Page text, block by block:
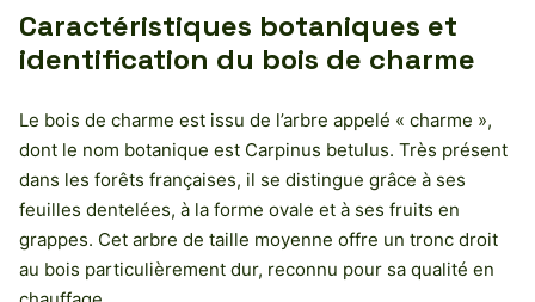
Caractéristiques botaniques et
identification du bois de charme
Le bois de charme est issu de l’arbre appelé « charme »,
dont le nom botanique est Carpinus betulus. Très présent
dans les forêts françaises, il se distingue grâce à ses
feuilles dentelées, à la forme ovale et à ses fruits en
grappes. Cet arbre de taille moyenne offre un tronc droit
au bois particulièrement dur, reconnu pour sa qualité en